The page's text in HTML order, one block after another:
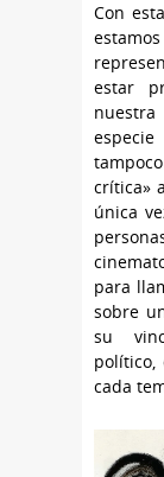
Con
estar
crítica»
única
para
sobre
su
cada